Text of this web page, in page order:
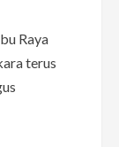
Raya
terus